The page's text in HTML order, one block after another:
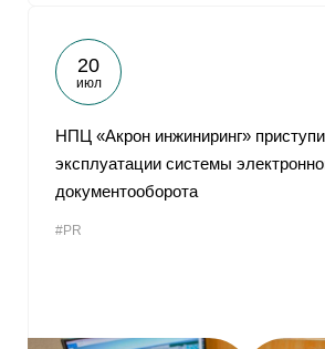
20
июл
НПЦ «Акрон инжиниринг»
эксплуатации системы
документооборота
#PR